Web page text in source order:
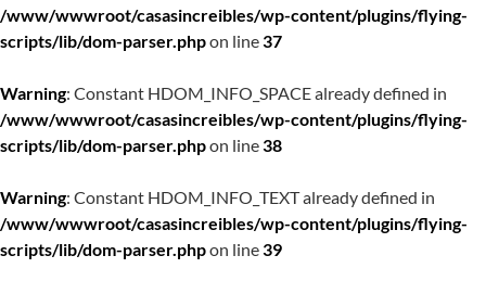
/www/wwwroot/casasincreibles/wp-content/plugins/flying-
scripts/lib/dom-parser.phpon line37
Warning: Constant HDOM_INFO_SPACE already defined in
/www/wwwroot/casasincreibles/wp-content/plugins/flying-
scripts/lib/dom-parser.phpon line38
Warning: Constant HDOM_INFO_TEXT already defined in
/www/wwwroot/casasincreibles/wp-content/plugins/flying-
scripts/lib/dom-parser.phpon line39